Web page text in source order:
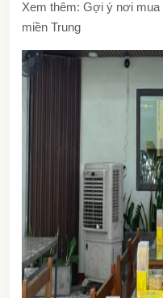
Xem thêm: Gợi ý nơi mua
miền Trung